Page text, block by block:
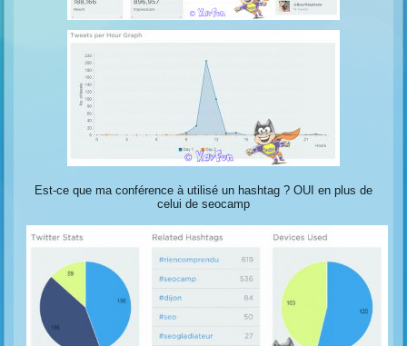
Est-ce que ma conférence à utilisé un hashtag ? OUI en plus de
celui de seocamp